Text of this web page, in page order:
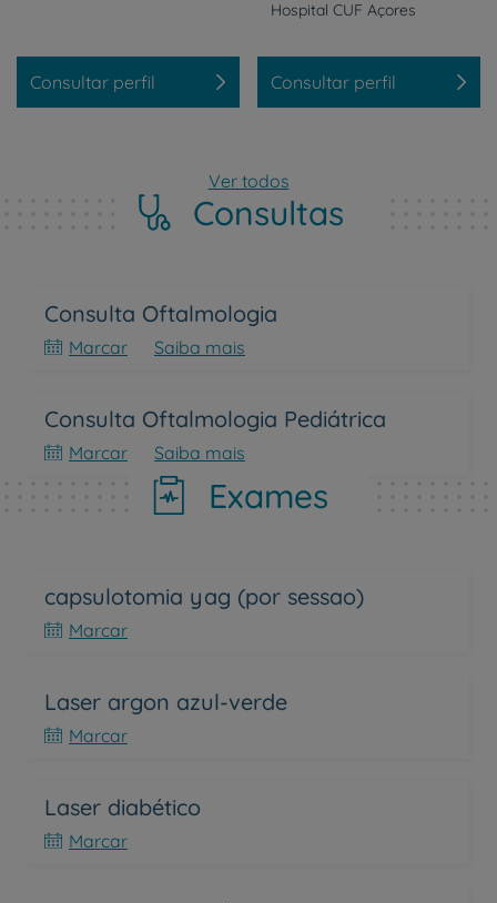
Consultar perfil
Hospital CUF Açores
Consultar perfil
Ver todos
Consultas
Consulta Oftalmologia
Marcar Saiba mais
Consulta Oftalmologia Pediátrica
Marcar Saiba mais
Exames
capsulotomia yag (por sessao)
Marcar
Laser argon azul-verde
Marcar
Laser diabético
Marcar